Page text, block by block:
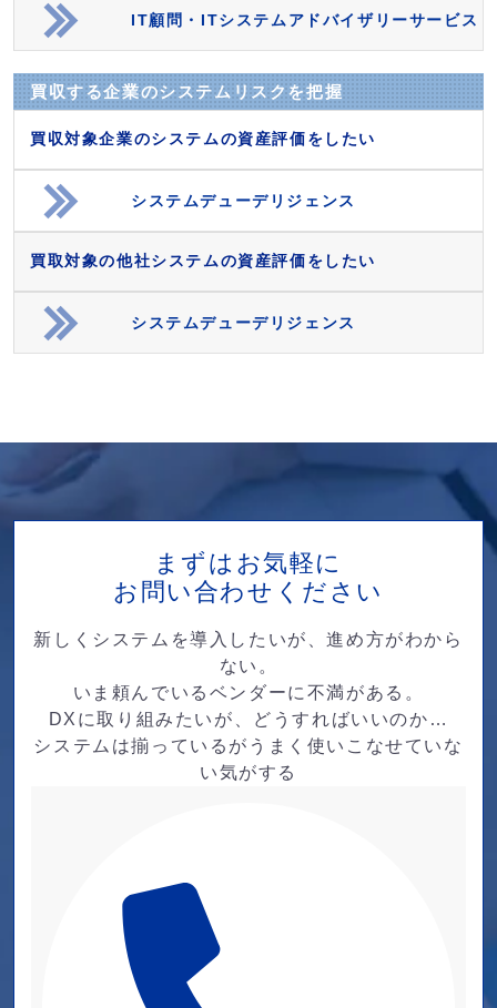
IT顧問・ITシステムアドバイザリーサービス
買収する企業のシステムリスクを把握
買収対象企業のシステムの資産評価をしたい
システムデューデリジェンス
買取対象の他社システムの資産評価をしたい
システムデューデリジェンス
まずはお気軽に
お問い合わせください
新しくシステムを導入したいが、進め方がわから
ない。
いま頼んでいるベンダーに不満がある。
DXに取り組みたいが、どうすればいいのか…
システムは揃っているがうまく使いこなせていな
い気がする